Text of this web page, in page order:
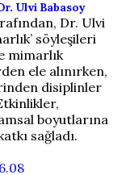
Ulvi Babasoy
Dr. Ulvi
söyleşileri
mimarlık
ele alınırken,
disiplinler
boyutlarına
sağladı.